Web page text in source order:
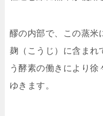
醪の内部で、この蒸米
麹（こうじ）に含まれ
う酵素の働きにより徐
ゆきます。